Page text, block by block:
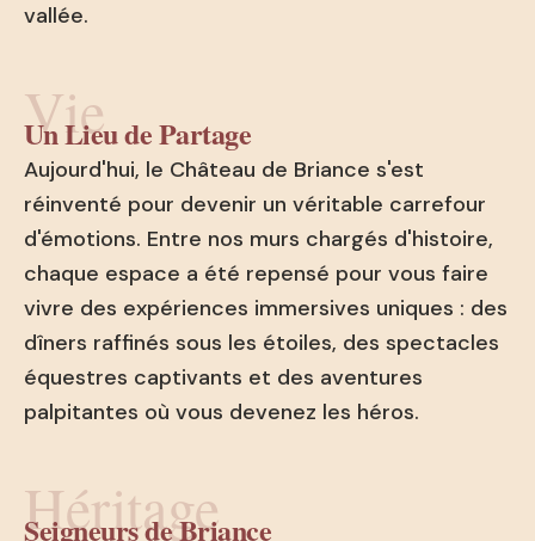
vallée.
Vie
Un Lieu de Partage
Aujourd'hui, le Château de Briance s'est
réinventé pour devenir un véritable carrefour
d'émotions. Entre nos murs chargés d'histoire,
chaque espace a été repensé pour vous faire
vivre des expériences immersives uniques : des
dîners raffinés sous les étoiles, des spectacles
équestres captivants et des aventures
palpitantes où vous devenez les héros.
Héritage
Seigneurs de Briance